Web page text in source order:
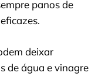
panos de
deixar
de água e vinagre